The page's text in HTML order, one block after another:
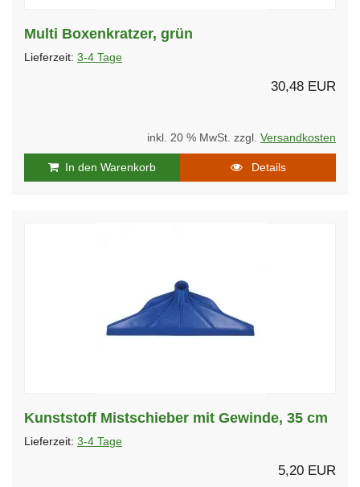
Multi Boxenkratzer, grün
Lieferzeit: 3-4 Tage
30,48 EUR
inkl. 20 % MwSt. zzgl. Versandkosten
In den Warenkorb Details
Kunststoff Mistschieber mit Gewinde, 35 cm
Lieferzeit: 3-4 Tage
5,20 EUR